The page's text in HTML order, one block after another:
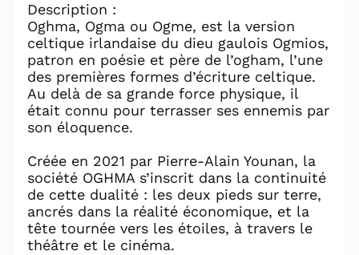
Description :
Oghma, Ogma ou Ogme, est la version
celtique irlandaise du dieu gaulois Ogmios,
patron en poésie et père de l’ogham, l’une
des premières formes d’écriture celtique.
Au delà de sa grande force physique, il
était connu pour terrasser ses ennemis par
son éloquence.
Créée en 2021 par Pierre-Alain Younan, la
société OGHMA s’inscrit dans la continuité
de cette dualité : les deux pieds sur terre,
ancrés dans la réalité économique, et la
tête tournée vers les étoiles, à travers le
théâtre et le cinéma.